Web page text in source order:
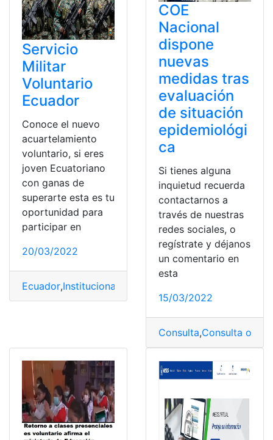
Servicio
Militar
Voluntario
Ecuador
Conoce el nuevo
acuartelamiento
voluntario, si eres
joven Ecuatoriano
con ganas de
superarte esta es tu
oportunidad para
participar en
20/03/2022
Ecuador,Institucional
COE
Nacional
dispone
nuevas
medidas tras
evaluación
de situación
epidemiológi
ca
Si tienes alguna
inquietud recuerda
contactarnos a
través de nuestras
redes sociales, o
regístrate y déjanos
un comentario en
esta
15/03/2022
Consulta,Consulta online